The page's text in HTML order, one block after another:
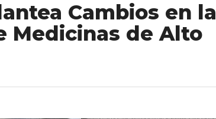
Cambios en la
Medicinas de Alto